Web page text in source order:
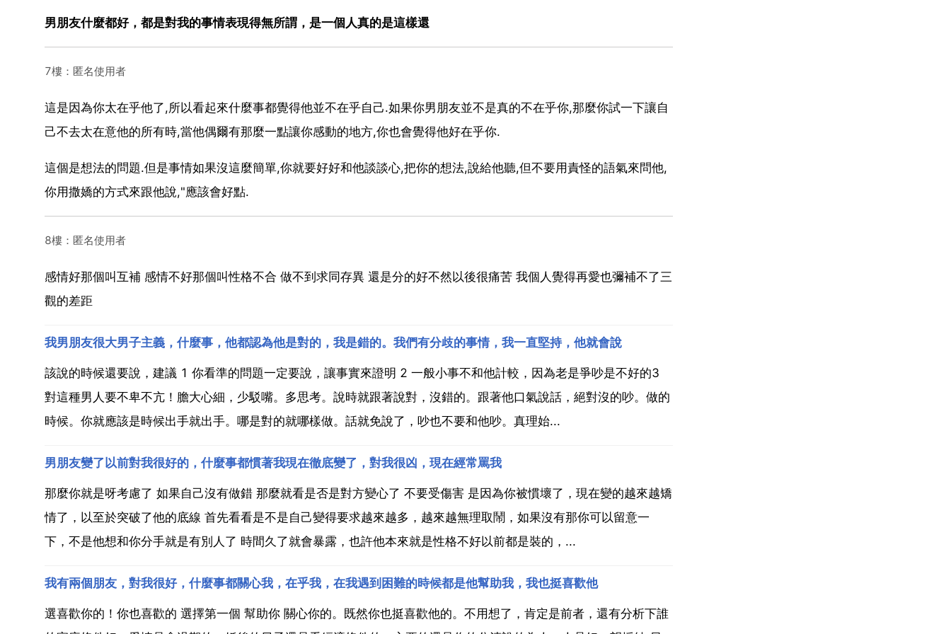
男朋友什麼都好，都是對我的事情表現得無所謂，是一個人真的是這樣還
7樓：匿名使用者
這是因為你太在乎他了,所以看起來什麼事都覺得他並不在乎自己.如果你男朋友並不是真的不在乎你,那麼你試一下讓自
己不去太在意他的所有時,當他偶爾有那麼一點讓你感動的地方,你也會覺得他好在乎你.
這個是想法的問題.但是事情如果沒這麼簡單,你就要好好和他談談心,把你的想法,說給他聽,但不要用責怪的語氣來問他,
你用撒嬌的方式來跟他說,"應該會好點.
8樓：匿名使用者
感情好那個叫互補 感情不好那個叫性格不合 做不到求同存異 還是分的好不然以後很痛苦 我個人覺得再愛也彌補不了三
觀的差距
我男朋友很大男子主義，什麼事，他都認為他是對的，我是錯的。我們有分歧的事情，我一直堅持，他就會說
該說的時候還要說，建議 1 你看準的問題一定要說，讓事實來證明 2 一般小事不和他計較，因為老是爭吵是不好的3
對這種男人要不卑不亢！膽大心細，少駁嘴。多思考。說時就跟著說對，沒錯的。跟著他口氣說話，絕對沒的吵。做的
時候。你就應該是時候出手就出手。哪是對的就哪樣做。話就免說了，吵也不要和他吵。真理始...
男朋友變了以前對我很好的，什麼事都慣著我現在徹底變了，對我很凶，現在經常罵我
那麼你就是呀考慮了 如果自己沒有做錯 那麼就看是否是對方變心了 不要受傷害 是因為你被慣壞了，現在變的越來越矯
情了，以至於突破了他的底線 首先看看是不是自己變得要求越來越多，越來越無理取鬧，如果沒有那你可以留意一
下，不是他想和你分手就是有別人了 時間久了就會暴露，也許他本來就是性格不好以前都是裝的，...
我有兩個朋友，對我很好，什麼事都關心我，在乎我，在我遇到困難的時候都是他幫助我，我也挺喜歡他
選喜歡你的！你也喜歡的 選擇第一個 幫助你 關心你的。既然你也挺喜歡他的。不用想了，肯定是前者，還有分析下誰